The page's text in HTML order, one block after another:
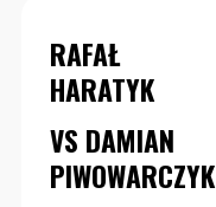
RAFAŁ
HARATYK
VS DAMIAN
PIWOWARCZYK